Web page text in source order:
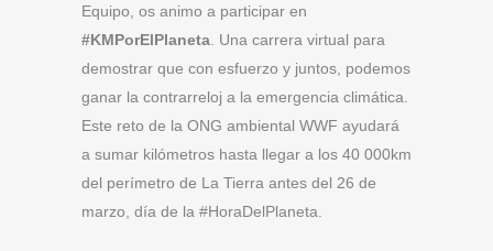
Equipo, os animo a participar en
#KMPorElPlaneta . Una carrera virtual para
demostrar que con esfuerzo y juntos, podemos
ganar la contrarreloj a la emergencia climática.
Este reto de la ONG ambiental WWF ayudará
a sumar kilómetros hasta llegar a los 40 000km
del perímetro de La Tierra antes del 26 de
marzo, día de la #HoraDelPlaneta.